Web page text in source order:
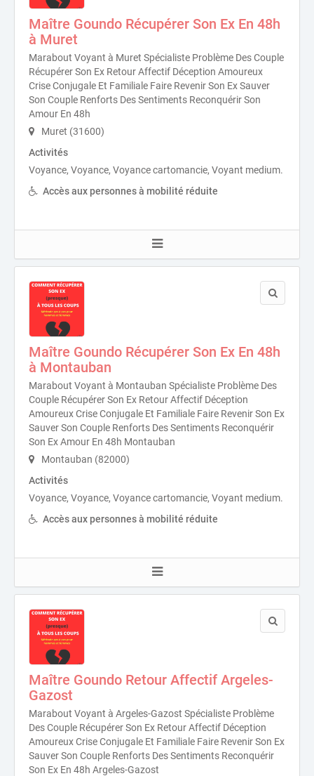
Maître Goundo Récupérer Son Ex En 48h
à Muret
Marabout Voyant à Muret Spécialiste Problème Des Couple
Récupérer Son Ex Retour Affectif Déception Amoureux
Crise Conjugale Et Familiale Faire Revenir Son Ex Sauver
Son Couple Renforts Des Sentiments Reconquérir Son
Amour En 48h
Muret (31600)
Activités
Voyance, Voyance, Voyance cartomancie, Voyant medium.
Accès aux personnes à mobilité réduite
Maître Goundo Récupérer Son Ex En 48h
à Montauban
Marabout Voyant à Montauban Spécialiste Problème Des
Couple Récupérer Son Ex Retour Affectif Déception
Amoureux Crise Conjugale Et Familiale Faire Revenir Son Ex
Sauver Son Couple Renforts Des Sentiments Reconquérir
Son Ex Amour En 48h Montauban
Montauban (82000)
Activités
Voyance, Voyance, Voyance cartomancie, Voyant medium.
Accès aux personnes à mobilité réduite
Maître Goundo Retour Affectif Argeles-
Gazost
Marabout Voyant à Argeles-Gazost Spécialiste Problème
Des Couple Récupérer Son Ex Retour Affectif Déception
Amoureux Crise Conjugale Et Familiale Faire Revenir Son Ex
Sauver Son Couple Renforts Des Sentiments Reconquérir
Son Ex En 48h Argeles-Gazost